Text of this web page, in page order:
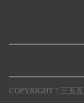
COPYRIGHT ? 三五